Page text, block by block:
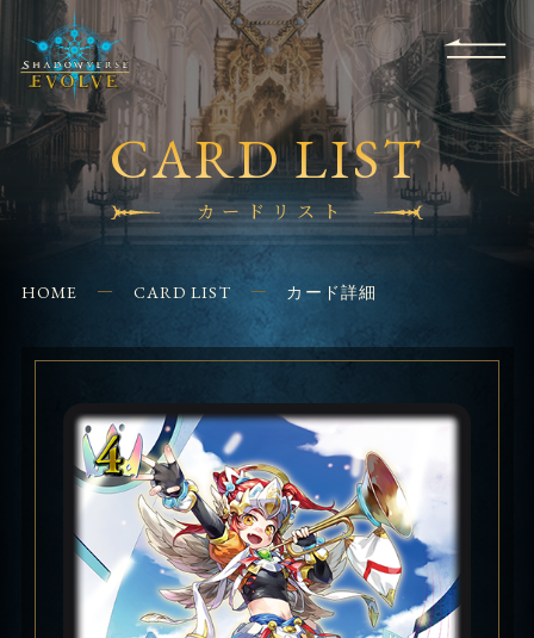
Q&A
EVENT SHOPS
FOR
BEGINNERS
APPLICATION
CONTACT
CARD LIST
カードリスト
HOME CARD LIST カード詳細